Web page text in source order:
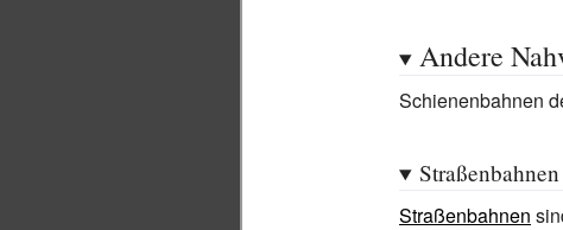
Andere
Schienenbahnen
Straßenbahnen
Straßenbahnen